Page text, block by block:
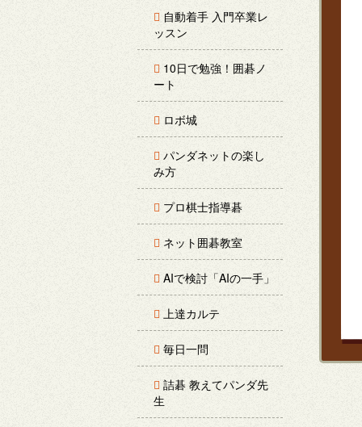
自動着手 入門卒業レ
ッスン
10日で勉強！囲碁ノ
ート
ロボ城
パンダネットの楽し
み方
プロ棋士指導碁
ネット囲碁教室
AIで検討「AIの一手」
上達カルテ
毎日一問
詰碁 教えてパンダ先
生